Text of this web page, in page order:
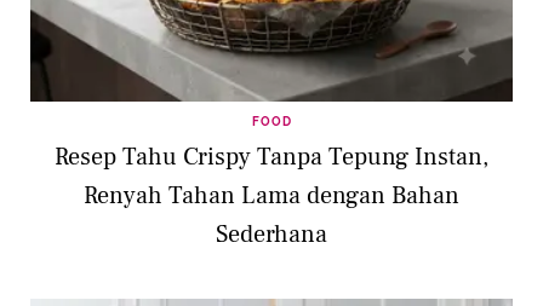
FOOD
Resep Tahu Crispy Tanpa Tepung Instan,
Renyah Tahan Lama dengan Bahan
Sederhana